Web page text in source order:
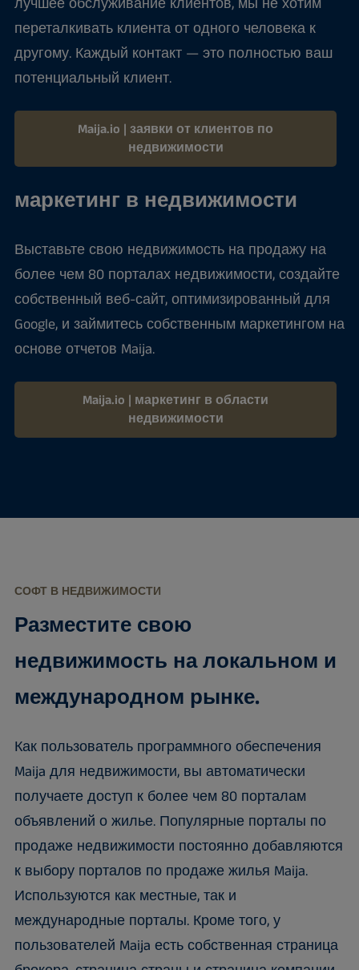
переталкивать клиента от одного человека к
другому. Каждый контакт — это полностью ваш
потенциальный клиент.
Maija.io | заявки от клиентов по
недвижимости
маркетинг в недвижимости
Выставьте свою недвижимость на продажу на
более чем 80 порталах недвижимости, создайте
собственный веб-сайт, оптимизированный для
Google, и займитесь собственным маркетингом на
основе отчетов Maija.
Maija.io | маркетинг в области
недвижимости
СОФТ В НЕДВИЖИМОСТИ
Разместите свою
недвижимость на локальном и
международном рынке.
Как пользователь программного обеспечения
Maija для недвижимости, вы автоматически
получаете доступ к более чем 80 порталам
объявлений о жилье. Популярные порталы по
продаже недвижимости постоянно добавляются
к выбору порталов по продаже жилья Maija.
Используются как местные, так и
международные порталы. Кроме того, у
пользователей Maija есть собственная страница